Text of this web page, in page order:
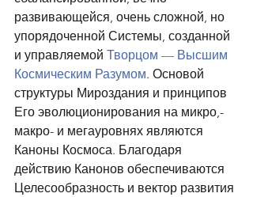
развивающейся, очень сложной, но
упорядоченной Системы, созданной
и управляемой Творцом — Высшим
Космическим Разумом. Основой
структуры Мироздания и принципов
Его эволюционирования на микро,-
макро- и мегауровнях являются
Каноны Космоса. Благодаря
действию Канонов обеспечиваются
Целесообразность и вектор развития